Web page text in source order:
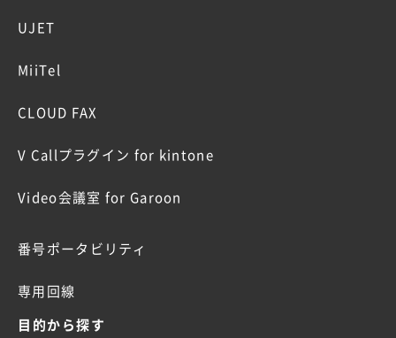
UJET
MiiTel
CLOUD FAX
V Callプラグイン for kintone
Video会議室 for Garoon
番号ポータビリティ
専用回線
目的から探す